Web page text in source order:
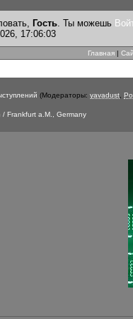
Гость. Ты можешь
17:06:03
Главная |
(Модераторы: yavadust
Frankfurt a.M., Germany